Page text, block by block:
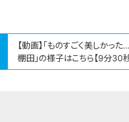
【動画】「ものすごく美しか
棚田」の様子はこちら【9分30秒